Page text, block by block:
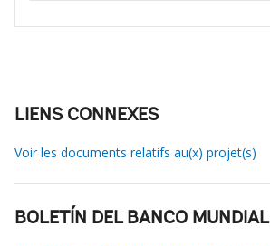
LIENS CONNEXES
Voir les documents relatifs au(x) projet(s)
BOLETÍN DEL BANCO MUNDIAL